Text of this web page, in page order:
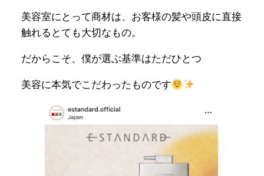
美容室にとって商材は、お客様の髪や頭皮に直接
触れるとても大切なもの。
だからこそ、僕が選ぶ基準はただひとつ
美容に本気でこだわったものです